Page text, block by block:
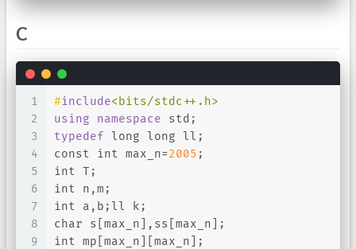
C
1
2
3
4
5
6
7
8
9
#include<bits/stdc++.h>
using
namespace std;
typedef long long ll;
const
int max_n=2005 ;
int T;
int n,m;
int a,b;ll k;
char s[max_n],ss[max_n];
int mp[max_n][max_n];